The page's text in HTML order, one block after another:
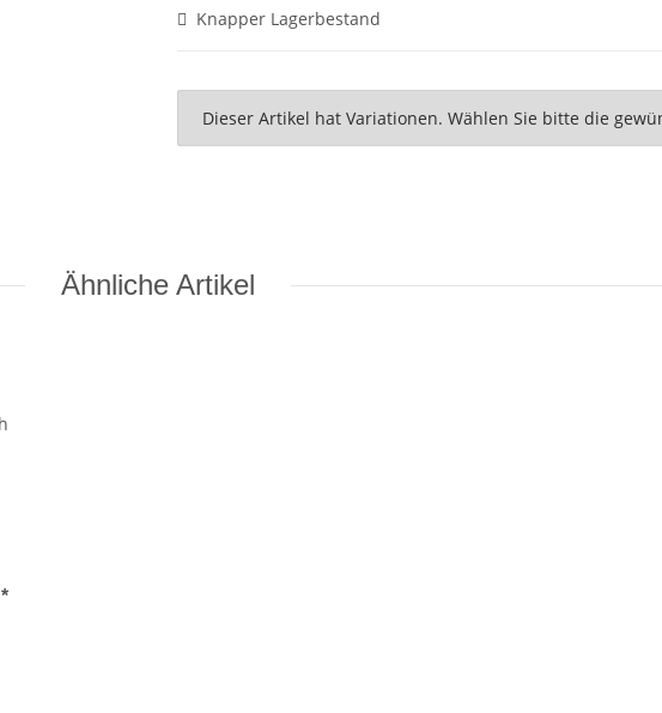
Knapper Lagerbestand
x
Dieser Artikel hat Variationen. Wählen Sie bitte die
Ähnliche Artikel
*